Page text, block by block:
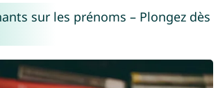
sur les prénoms – Plongez dès